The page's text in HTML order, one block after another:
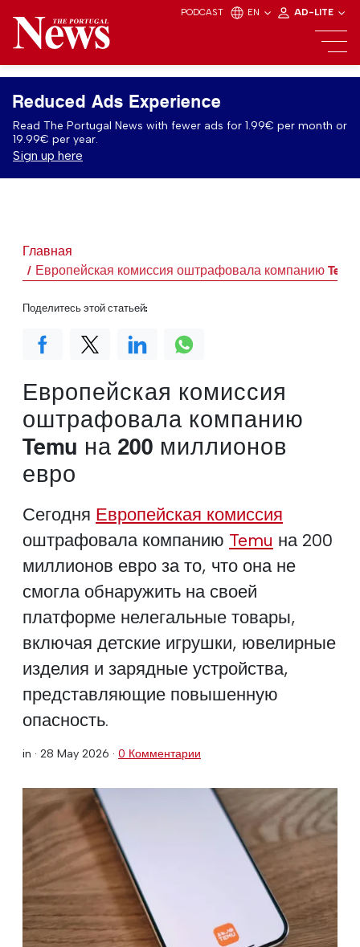
PODCAST EN AD-LITE
Reduced Ads Experience
Read The Portugal News with fewer ads for 1.99€ per month or
19.99€ per year.
Sign up here
Главная
Европейская комиссия оштрафовала компанию
Европейская комиссия
оштрафовала компанию
Temu на 200 миллионов
евро
Сегодня Европейская комиссия
оштрафовала компанию Temu на 200
миллионов евро за то, что она не
смогла обнаружить на своей
платформе нелегальные товары,
включая детские игрушки, ювелирные
изделия и зарядные устройства,
представляющие повышенную
опасность.
in · 28 May 2026 · 0 Комментарии
Поделитесь этой статьей: